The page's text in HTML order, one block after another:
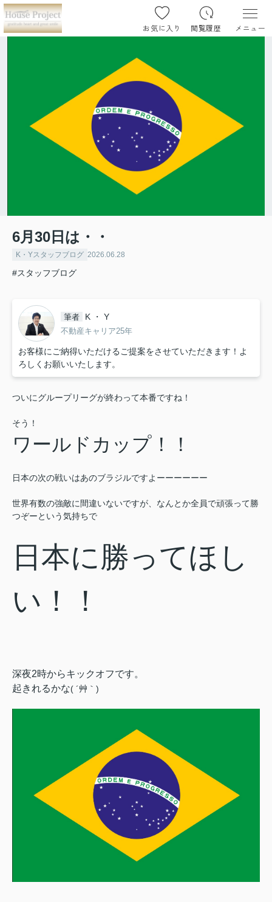
お気に入り 閲覧履歴 メニュー
6月30日は・・
K・Yスタッフブログ 2026.06.28
#スタッフブログ
筆者 K ・ Y
不動産キャリア25年
お客様にご納得いただけるご提案をさせていただきます！よ
ろしくお願いいたします。
ついにグループリーグが終わって本番ですね！
そう！
ワールドカップ！！
日本の次の戦いはあのブラジルですよーーーーーー
世界有数の強敵に間違いないですが、なんとか全員で頑張って勝
つぞーという気持ちで
日本に勝ってほし
い！！
深夜2時からキックオフです。
起きれるかな( ´艸｀)